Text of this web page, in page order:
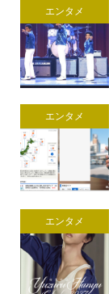
エンタメ
エンタメ
エンタメ